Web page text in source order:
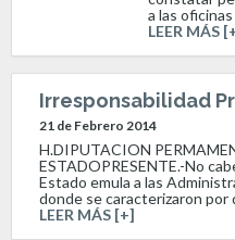
a las
LEER MÁS
Irresponsabilidad
21 de Febrero 2014
H.DIPUTACION
ESTADOPRESENTE.-No
Estado emula a las
donde se caracterizaron por
LEER MÁS [+]